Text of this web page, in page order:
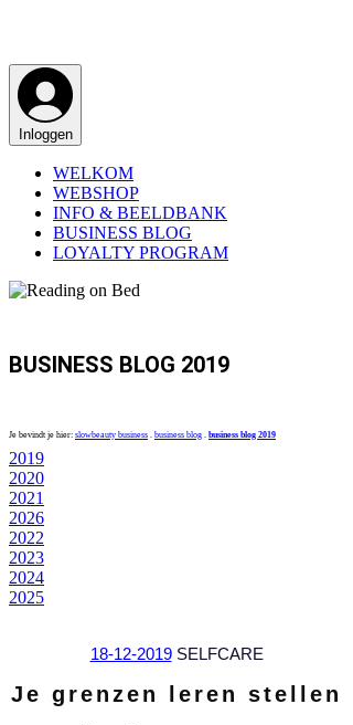
Inloggen
WELKOM
WEBSHOP
INFO & BEELDBANK
BUSINESS BLOG
LOYALTY PROGRAM
BUSINESS BLOG 2019
Je bevindt je hier: slowbeauty business . business blog . business blog 2019
2019
2020
2021
2026
2022
2023
2024
2025
18-12-2019SELFCARE
Je grenzen leren stellen